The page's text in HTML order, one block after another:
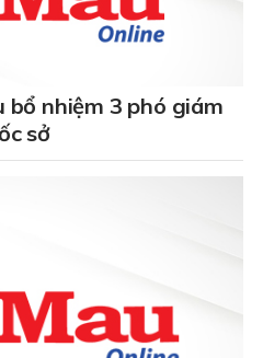
bổ nhiệm 3 phó giám
sở